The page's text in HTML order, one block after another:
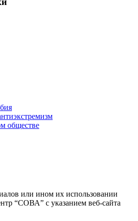
обществе
или ином их использовании
“СОВА” с указанием веб-сайта